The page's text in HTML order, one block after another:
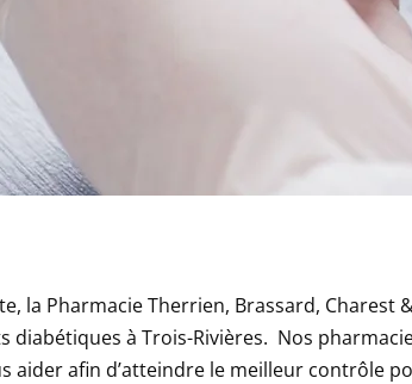
la Pharmacie Therrien, Brassard, Charest
diabétiques à Trois-Rivières. Nos
afin d’atteindre le meilleur contrôle